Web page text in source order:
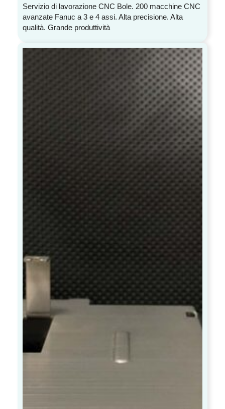
Servizio di lavorazione CNC Bole. 200 macchine CNC
avanzate Fanuc a 3 e 4 assi. Alta precisione. Alta
qualità. Grande produttività